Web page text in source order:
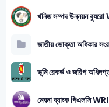
খনিজ সম্পদ উন্নয়ন
জাতীয় ভোক্তা অধিকার
ভূমি রেকর্ড ও জরিপ
মেঘনা ব্যাংক পিএলসি